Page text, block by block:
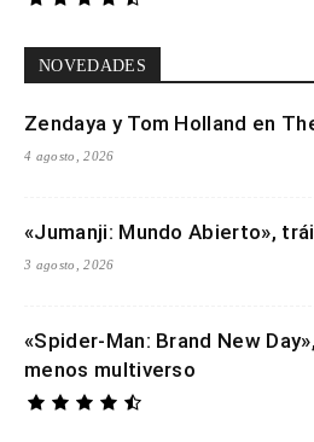
NOVEDADES
Zendaya y Tom Holland en
4 agosto, 2026
«Jumanji: Mundo Abierto»,
3 agosto, 2026
«Spider-Man: Brand New
menos multiverso